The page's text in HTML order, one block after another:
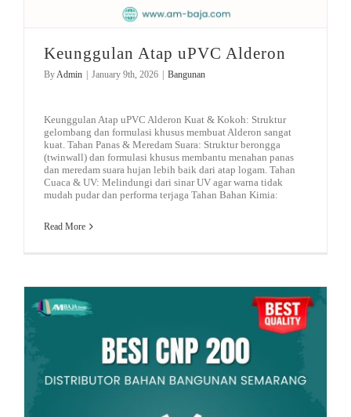
Keunggulan Atap uPVC Alderon
By Admin | January 9th, 2026 | Bangunan
Keunggulan Atap uPVC Alderon Kuat & Kokoh: Struktur
gelombang dan formulasi khusus membuat Alderon sangat
kuat. Tahan Panas & Meredam Suara: Struktur berongga
(twinwall) dan formulasi khusus membantu menahan panas
dan meredam suara hujan lebih baik dari atap logam. Tahan
Cuaca & UV: Melindungi dari sinar UV agar warna tidak
mudah pudar dan performa terjaga Tahan Bahan Kimia:
Read More